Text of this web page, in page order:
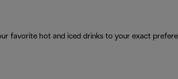
favorite hot and iced drinks to your exact